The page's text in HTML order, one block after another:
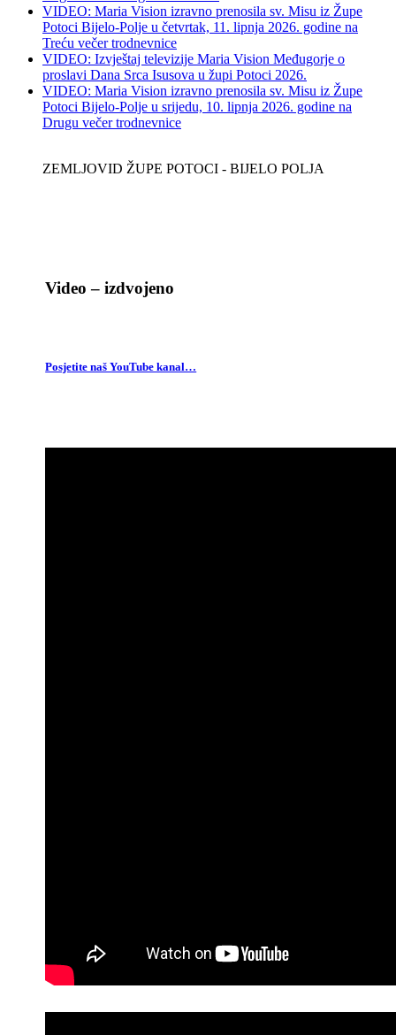
VIDEO: Maria Vision izravno prenosila sv. Misu iz Župe
Potoci Bijelo-Polje u četvrtak, 11. lipnja 2026. godine na
Treću večer trodnevnice
VIDEO: Izvještaj televizije Maria Vision Međugorje o
proslavi Dana Srca Isusova u župi Potoci 2026.
VIDEO: Maria Vision izravno prenosila sv. Misu iz Župe
Potoci Bijelo-Polje u srijedu, 10. lipnja 2026. godine na
Drugu večer trodnevnice
ZEMLJOVID ŽUPE POTOCI - BIJELO POLJA
Video – izdvojeno
Posjetite naš YouTube kanal…